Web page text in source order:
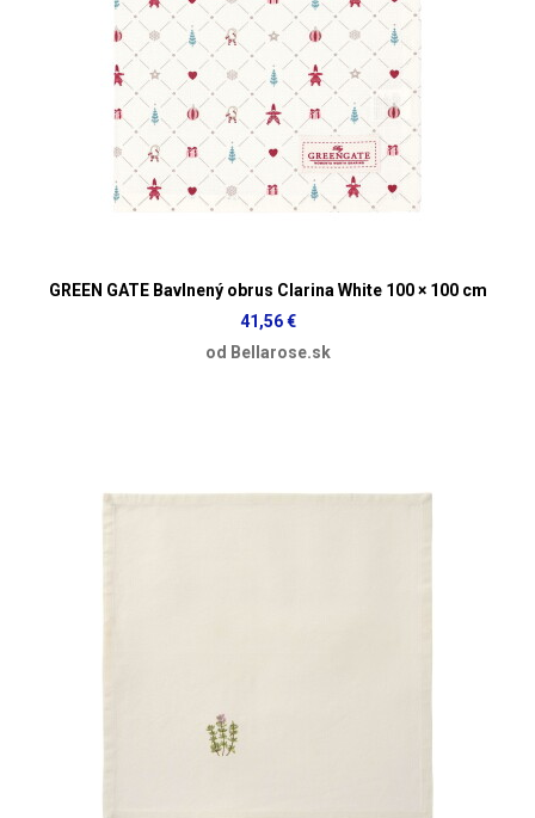
GREEN GATE Bavlnený obrus Clarina White 100 × 100 cm
41,56 €
od Bellarose.sk